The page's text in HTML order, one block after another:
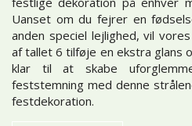
Uanset om du fejrer en
anden speciel lejlighed, vil
af tallet 6 tilføje en ekstra glans
klar til at skabe
feststemning med denne
festdekoration.